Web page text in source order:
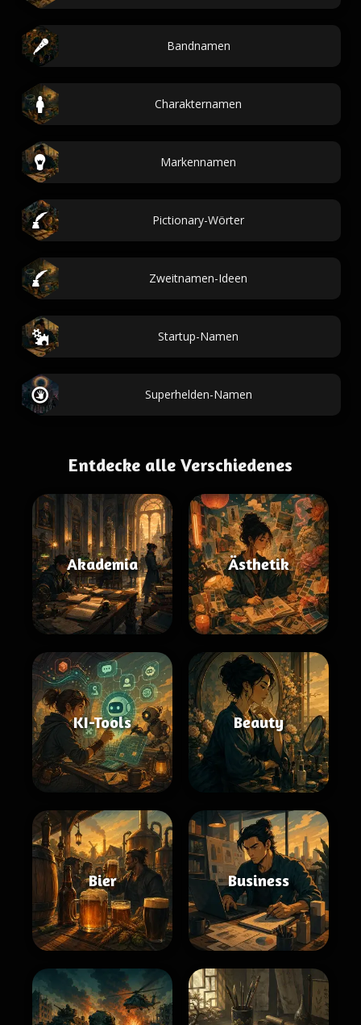
Bandnamen
Charakternamen
Markennamen
Pictionary-Wörter
Zweitnamen-Ideen
Startup-Namen
Superhelden-Namen
Entdecke alle Verschiedenes
Akademia Ästhetik
KI-Tools Beauty
Bier Business